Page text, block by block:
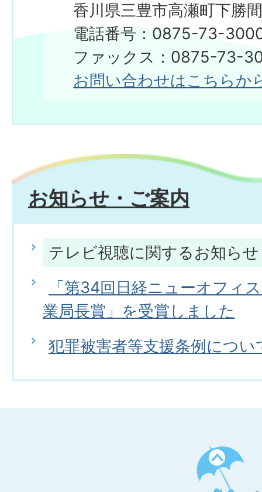
香川県三豊市高瀬町下勝
電話番号：0875-73-
ファックス：0875-73-
お問い合わせはこちらか
お知らせ・ご案内
テレビ視聴に関するお知らせ
「第34回日経ニューオフィ
業局長賞」を受賞しました
犯罪被害者等支援条例につい
ペ
ー